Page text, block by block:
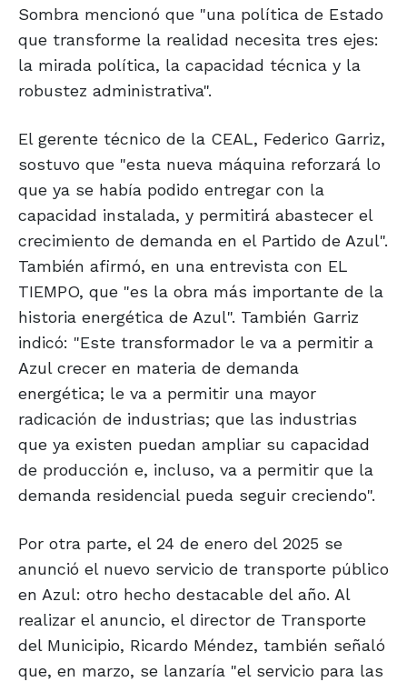
Sombra mencionó que "una política de Estado
que transforme la realidad necesita tres ejes:
la mirada política, la capacidad técnica y la
robustez administrativa".
El gerente técnico de la CEAL, Federico Garriz,
sostuvo que "esta nueva máquina reforzará lo
que ya se había podido entregar con la
capacidad instalada, y permitirá abastecer el
crecimiento de demanda en el Partido de Azul".
También afirmó, en una entrevista con EL
TIEMPO, que "es la obra más importante de la
historia energética de Azul". También Garriz
indicó: "Este transformador le va a permitir a
Azul crecer en materia de demanda
energética; le va a permitir una mayor
radicación de industrias; que las industrias
que ya existen puedan ampliar su capacidad
de producción e, incluso, va a permitir que la
demanda residencial pueda seguir creciendo".
Por otra parte, el 24 de enero del 2025 se
anunció el nuevo servicio de transporte público
en Azul: otro hecho destacable del año. Al
realizar el anuncio, el director de Transporte
del Municipio, Ricardo Méndez, también señaló
que, en marzo, se lanzaría "el servicio para las